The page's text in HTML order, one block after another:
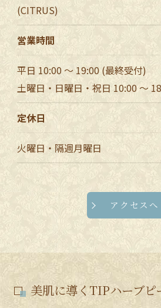
(CITRUS)
営業時間
平日 10:00 〜 19:00 (最終受付)
土曜日・日曜日・祝日 10:00 ～
定休日
火曜日・隔週月曜日
アクセスへ
美肌に導くTIPハーブピ